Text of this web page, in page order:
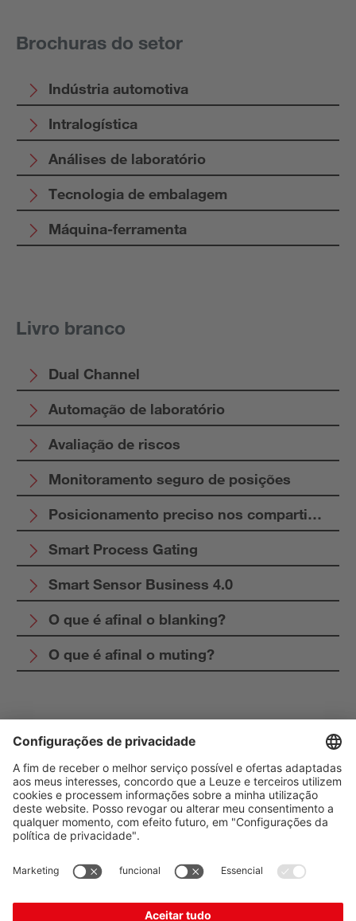
Brochuras do setor
Indústria automotiva
Intralogística
Análises de laboratório
Tecnologia de embalagem
Máquina-ferramenta
Livro branco
Dual Channel
Automação de laboratório
Avaliação de riscos
Monitoramento seguro de posições
Posicionamento preciso nos
Smart Process Gating
Smart Sensor Business 4.0
O que é afinal o blanking?
O que é afinal o muting?
The Sensor People
Quick links